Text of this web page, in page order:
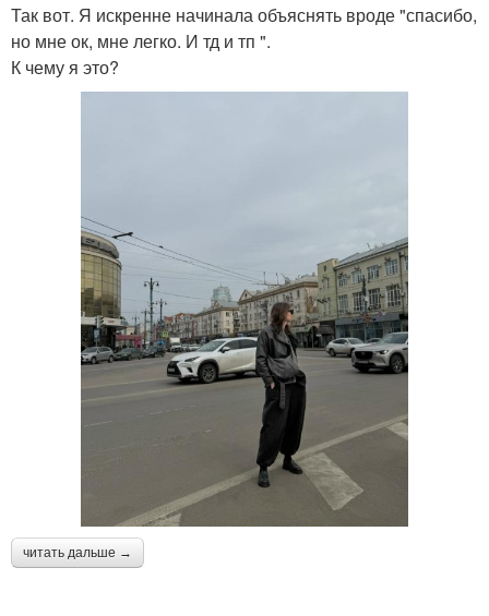
Так вот. Я искренне начинала объяснять вроде "спасибо,
но мне ок, мне легко. И тд и тп ".
К чему я это?
читать дальше →